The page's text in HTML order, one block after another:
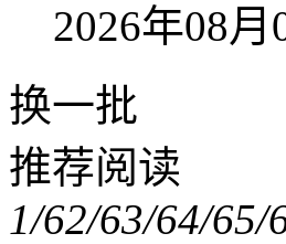
2026年08月
换一批
推荐阅读
1/62/63/64/65/